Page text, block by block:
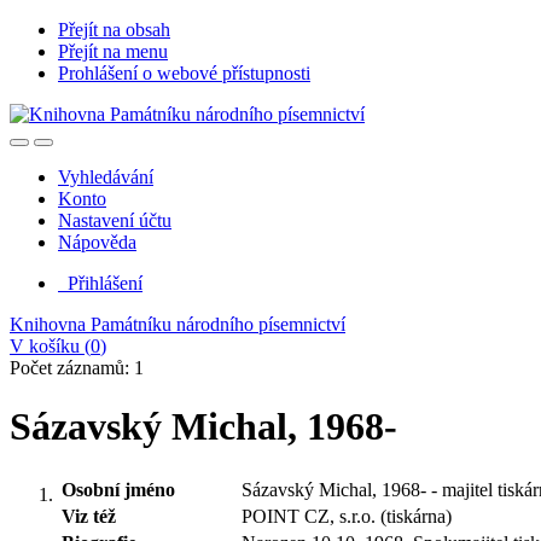
Přejít na obsah
Přejít na menu
Prohlášení o webové přístupnosti
Vyhledávání
Konto
Nastavení účtu
Nápověda
Přihlášení
Knihovna Památníku národního písemnictví
V košíku (0)
Počet záznamů: 1
Sázavský Michal, 1968-
Osobní jméno
Sázavský Michal, 1968- - majitel
Viz též
POINT CZ, s.r.o. (tiskárna)